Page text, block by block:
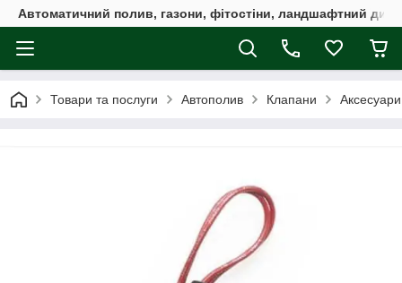
Автоматичний полив, газони, фітостіни, ландшафтний
Товари та послуги Автополив Клапани Аксесуари